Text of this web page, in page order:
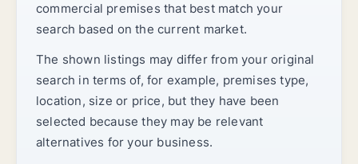
commercial premises that best match your
search based on the current market.
The shown listings may differ from your original
search in terms of, for example, premises type,
location, size or price, but they have been
selected because they may be relevant
alternatives for your business.